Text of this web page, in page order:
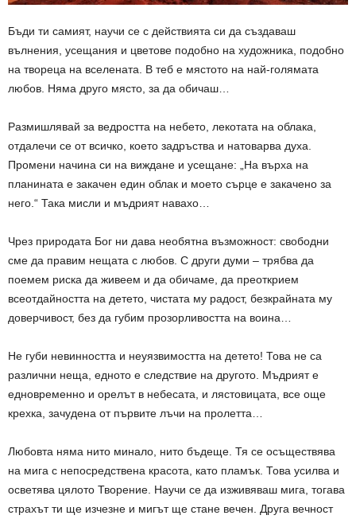
Бъди ти самият, научи се с действията си да създаваш
вълнения, усещания и цветове подобно на художника, подобно
на твореца на вселената. В теб е мястото на най-голямата
любов. Няма друго място, за да обичаш…
Размишлявай за ведростта на небето, лекотата на облака,
отдалечи се от всичко, което задръства и натоварва духа.
Промени начина си на виждане и усещане: „На върха на
планината е закачен един облак и моето сърце е закачено за
него.“ Така мисли и мъдрият навахо…
Чрез природата Бог ни дава необятна възможност: свободни
сме да правим нещата с любов. С други думи – трябва да
поемем риска да живеем и да обичаме, да преоткрием
всеотдайността на детето, чистата му радост, безкрайната му
доверчивост, без да губим прозорливостта на воина…
Не губи невинността и неуязвимостта на детето! Това не са
различни неща, едното е следствие на другото. Мъдрият е
едновременно и орелът в небесата, и лястовицата, все още
крехка, зачудена от първите лъчи на пролетта…
Любовта няма нито минало, нито бъдеще. Тя се осъществява
на мига с непосредствена красота, като пламък. Това усилва и
осветява цялото Творение. Научи се да изживяваш мига, тогава
страхът ти ще изчезне и мигът ще стане вечен. Друга вечност